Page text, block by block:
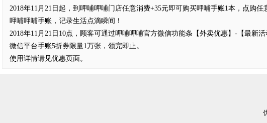
2018年11月21日起，到呷哺呷哺门店任意消费+35元即可购买呷哺手账1本，点购任
呷哺呷哺手账，记录生活点滴瞬间！
2018年11月21日10点，顾客可通过呷哺呷哺官方微信功能条【外卖优惠】-【最新活
微信平台手账5折券限量1万张，领完即止。
使用详情请见优惠页面。